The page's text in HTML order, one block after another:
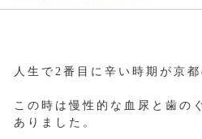
人生で2番目に辛い時期が京
この時は慢性的な血尿と歯の
ありました。